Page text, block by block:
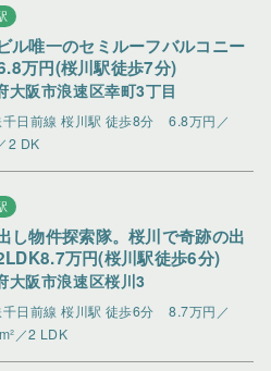
ル唯一のセミルーフバルコニー
万円(桜川駅徒歩7分)
大阪市浪速区幸町3丁目
日前線 桜川駅 徒歩8分
6.8万円／
2 DK
し物件探索隊。桜川で奇跡の出
万円(桜川駅徒歩6分)
大阪市浪速区桜川3
日前線 桜川駅 徒歩6分
8.7万円／
／2 LDK